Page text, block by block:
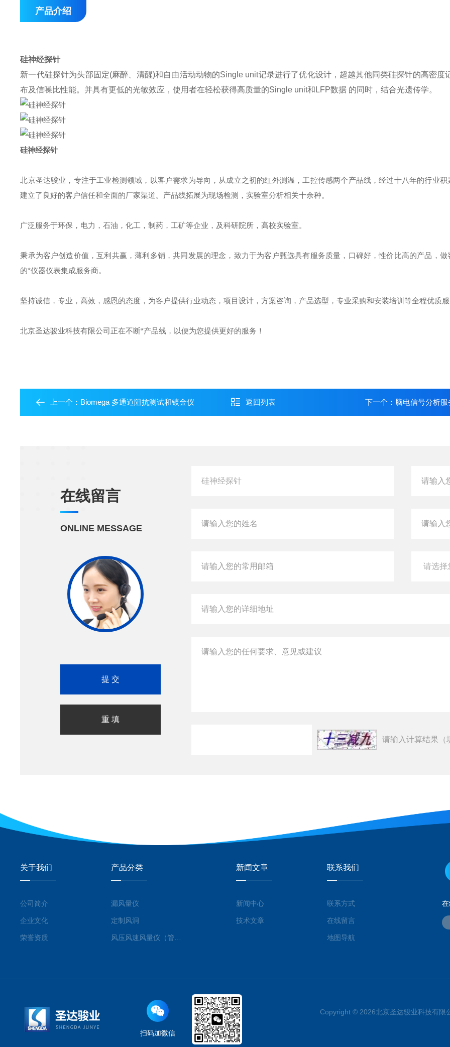
产品介绍
硅神经探针
新一代硅探针为头部固定(麻醉、清醒)和自由活动动物的Single unit记录进行了优化设计，超越其他同类硅探针的高密度
布及信噪比性能。并具有更低的光敏效应，使用者在轻松获得高质量的Single unit和LFP数据 的同时，结合光遗传学。
硅神经探针
北京圣达骏业，专注于工业检测领域，以客户需求为导向，从成立之初的红外测温，工控传感两个产品线，经过十八年的行业积
建立了良好的客户信任和全面的厂家渠道。产品线拓展为现场检测，实验室分析相关十余种。
广泛服务于环保，电力，石油，化工，制药，工矿等企业，及科研院所，高校实验室。
秉承为客户创造价值，互利共赢，薄利多销，共同发展的理念，致力于为客户甄选具有服务质量，口碑好，性价比高的产品，做
的*仪器仪表集成服务商。
坚持诚信，专业，高效，感恩的态度，为客户提供行业动态，项目设计，方案咨询，产品选型，专业采购和安装培训等全程优质
北京圣达骏业科技有限公司正在不断*产品线，以便为您提供更好的服务！
上一个： Biomega 多通道阻抗测试和镀金仪 返回列表 下一个： 脑电信号分析服
在线留言
ONLINE MESSAGE
请输入计算结果（
关于我们
公司简介
企业文化
荣誉资质
产品分类
漏风量仪
定制风洞
新闻文章
新闻中心
技术文章
联系我们
联系方式
在线留言
地图导航
扫码加微信
Copyright © 2026北京圣达骏业科技有